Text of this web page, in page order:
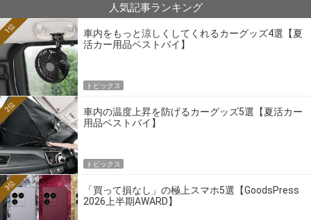
人気記事ランキング
車内をもっと涼しくしてくれるカーグッズ4選【夏
活カー用品ベストバイ】
1位
トピックス
車内の温度上昇を防げるカーグッズ5選【夏活カー
用品ベストバイ】
2位
トピックス
「買って損なし」の極上スマホ5選【GoodsPress
2026上半期AWARD】
3位